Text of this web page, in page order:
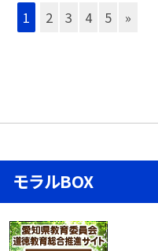
1 2 3 4 5 »
モラルBOX